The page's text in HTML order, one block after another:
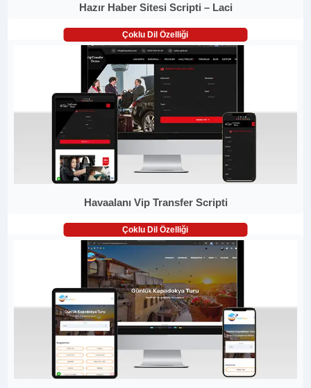
Hazır Haber Sitesi Scripti – Laci
Çoklu Dil Özelliği
Havaalanı Vip Transfer Scripti
Çoklu Dil Özelliği